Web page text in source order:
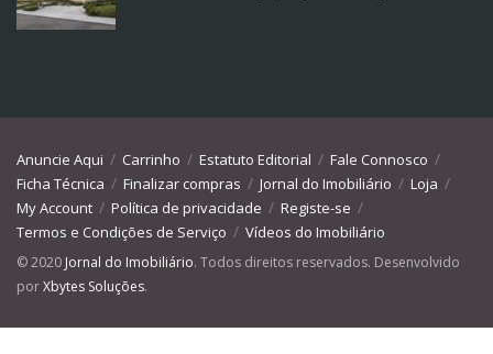
Anuncie Aqui Carrinho Estatuto Editorial
Fale Connosco
Ficha Técnica
Finalizar compras Jornal do Imobiliário
Loja
My Account
Política de privacidade
Registe-se
Termos e Condições de Serviço
Vídeos do Imobiliário
© 2020 Jornal do Imobiliário. Todos direitos reservados. Desenvolvido
porXbytes Soluções.